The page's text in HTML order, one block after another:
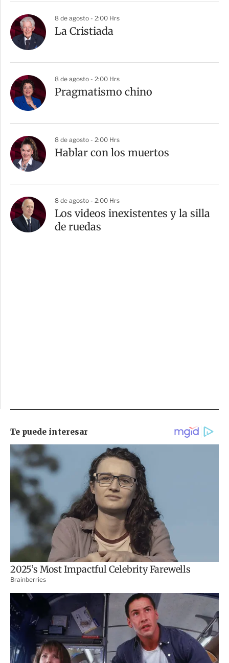
8 de agosto - 2:00 Hrs
La Cristiada
8 de agosto - 2:00 Hrs
Pragmatismo chino
8 de agosto - 2:00 Hrs
Hablar con los muertos
8 de agosto - 2:00 Hrs
Los videos inexistentes y la silla
de ruedas